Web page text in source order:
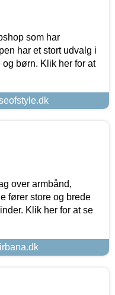
som har
har et stort udvalg i
børn. Klik her for at
over armbånd,
fører store og brede
Klik her for at se